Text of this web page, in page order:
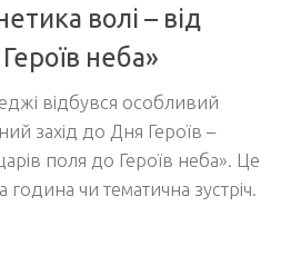
волі – від
неба»
відбувся особливий
захід до Дня Героїв –
поля до Героїв неба». Це
чи тематична зустріч.